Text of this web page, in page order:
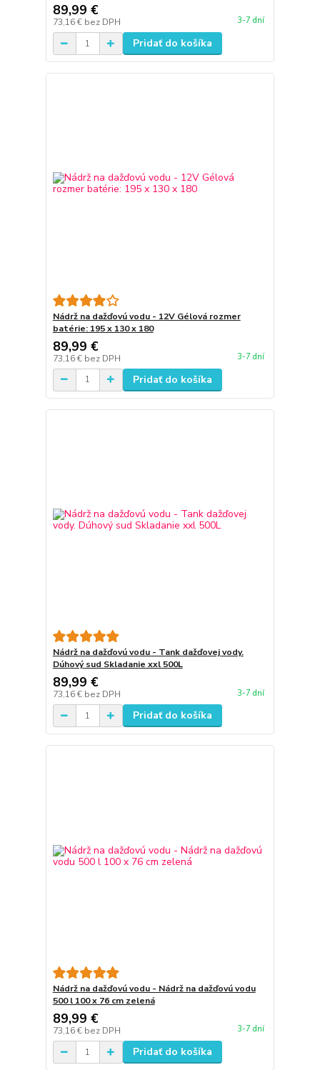
89,99 €
73,16 € bez DPH 3-7 dní
Pridať do košíka
Nádrž na dažďovú vodu - 12V Gélová rozmer
batérie: 195 x 130 x 180
89,99 €
73,16 € bez DPH 3-7 dní
Pridať do košíka
Nádrž na dažďovú vodu - Tank dažďovej vody.
Dúhový sud Skladanie xxl 500L
89,99 €
73,16 € bez DPH 3-7 dní
Pridať do košíka
Nádrž na dažďovú vodu - Nádrž na dažďovú vodu
500 l 100 x 76 cm zelená
89,99 €
73,16 € bez DPH 3-7 dní
Pridať do košíka